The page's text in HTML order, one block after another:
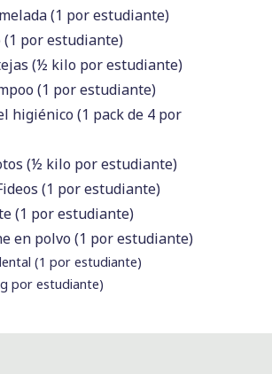
(1 por estudiante)
(1 por estudiante)
(½ kilo por estudiante)
(1 por estudiante)
higiénico (1 pack de 4 por
(½ kilo por estudiante)
(1 por estudiante)
(1 por estudiante)
en polvo (1 por estudiante)
(1 por estudiante)
por estudiante)